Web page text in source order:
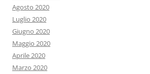
Agosto 2020
Luglio 2020
Giugno 2020
Maggio 2020
Aprile 2020
Marzo 2020